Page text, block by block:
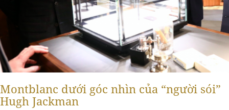
Montblanc dưới góc nhìn của “người sói”
Hugh Jackman